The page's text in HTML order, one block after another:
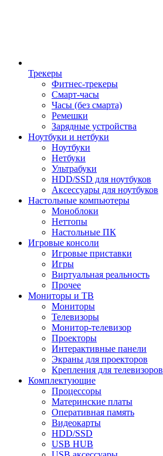
Трекеры
Фитнес-трекеры
Смарт-часы
Часы (без смарта)
Ремешки
Зарядные устройства
Ноутбуки и нетбуки
Ноутбуки
Нетбуки
Ультрабуки
HDD/SSD для ноутбуков
Аксессуары для ноутбуков
Настольные компьютеры
Моноблоки
Неттопы
Настольные ПК
Игровые консоли
Игровые приставки
Игры
Виртуальная реальность
Прочее
Мониторы и ТВ
Мониторы
Телевизоры
Монитор-телевизор
Проекторы
Интерактивные панели
Экраны для проекторов
Крепления для телевизоров
Комплектующие
Процессоры
Материнские платы
Оперативная память
Видеокарты
HDD/SSD
USB HUB